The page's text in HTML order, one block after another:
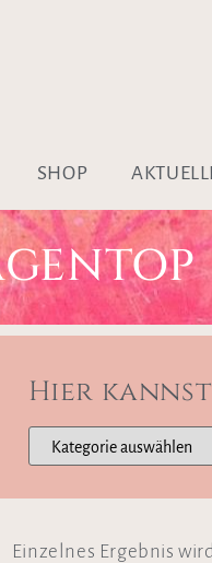
SHOP
Hier
Einzelnes Ergebnis